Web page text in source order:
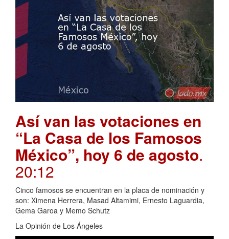
Así van las votaciones en
“La Casa de los Famosos
México”, hoy 6 de agosto.
20:12
Cinco famosos se encuentran en la placa de nominación y
son: Ximena Herrera, Masad Altamimi, Ernesto Laguardia,
Gema Garoa y Memo Schutz
La Opinión de Los Ángeles